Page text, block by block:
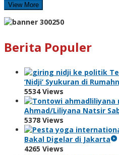
View More
Berita Populer
‘Nidji’ Syukuran di
5534 Views
Ahmad/Liliyana Natsir
5378 Views
Bakal Digelar di Jakarta
4265 Views